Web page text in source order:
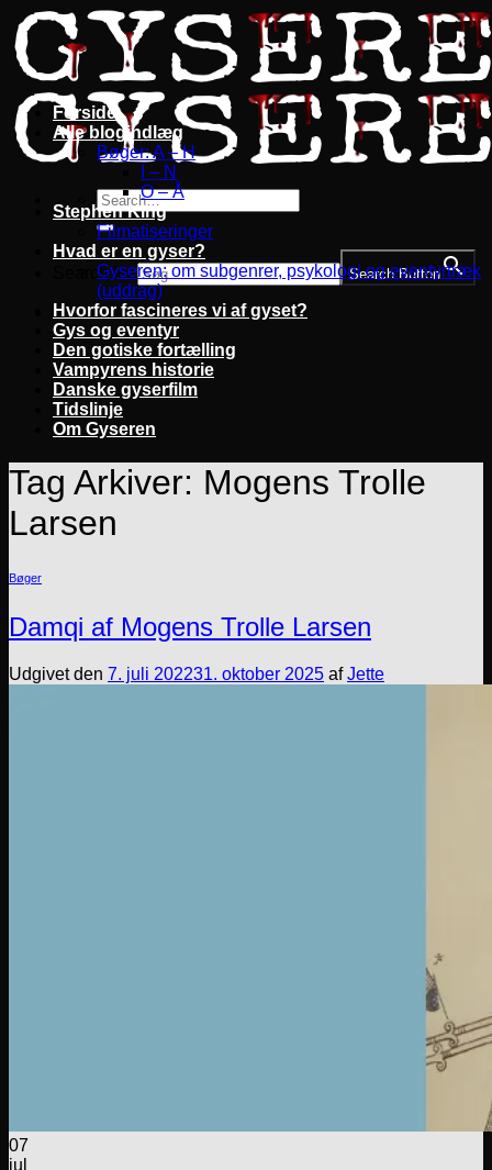
Fortsæt
til
indhold
Search for: Search Button
Forside
Alle blogindlæg
Bøger: A – H
I – N
O – Å
Stephen King
Filmatiseringer
Hvad er en gyser?
Gyseren: om subgenrer, psykologi og eventyrtræk
(uddrag)
Hvorfor fascineres vi af gyset?
Gys og eventyr
Den gotiske fortælling
Vampyrens historie
Danske gyserfilm
Tidslinje
Om Gyseren
Tag Arkiver: Mogens Trolle
Larsen
Bøger
Damqi af Mogens Trolle Larsen
Udgivet den 7. juli 202231. oktober 2025 afJette
07
jul